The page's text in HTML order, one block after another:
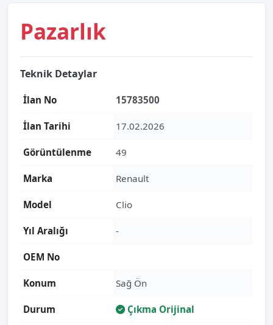
Pazarlık
Teknik Detaylar
İlan No 15783500
İlan Tarihi 17.02.2026
Görüntülenme 49
Marka Renault
Model Clio
Yıl Aralığı -
OEM No
Konum Sağ Ön
Durum Çıkma Orijinal